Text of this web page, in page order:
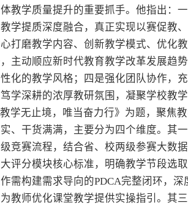
教学质量提升的重要抓手。他指出：
学提质深度融合，真正实现以赛促教
打磨教学内容、创新教学模式、优化
主动顺应新时代教育教学改革发展趋
化的教学风格；四是强化团队协作，
学深耕的浓厚教研氛围，凝聚学校教
学无止境，唯当奋力行》为题，聚焦
、干货满满，主要分为四个维度。其
竞赛流程，结合省、校两级参赛大数
评分模块核心标准，明确教学节段选
需构建需求导向的PDCA完整闭环，
教师优化课堂教学提供实操指引。其